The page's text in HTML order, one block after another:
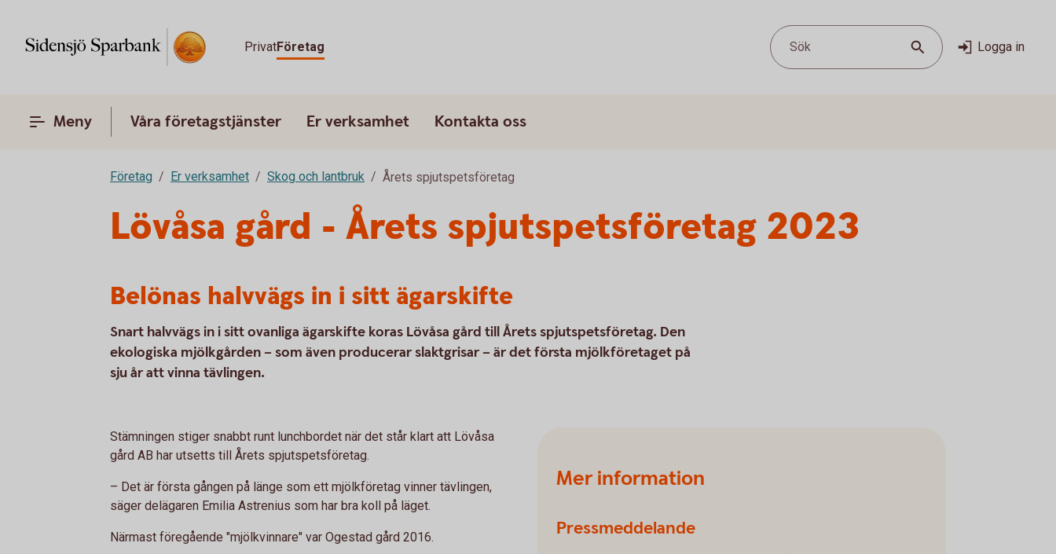
PrivatFöretag Sök Logga in
Meny Våra företagstjänster Er verksamhet Kontakta oss
Företag Er verksamhet Skog och lantbruk Årets spjutspetsföretag
Lövåsa gård - Årets spjutspetsföretag 2023
Belönas halvvägs in i sitt ägarskifte
Snart halvvägs in i sitt ovanliga ägarskifte koras Lövåsa gård till Årets spjutspetsföretag. Den
ekologiska mjölkgården – som även producerar slaktgrisar – är det första mjölkföretaget på
sju år att vinna tävlingen.
Stämningen stiger snabbt runt lunchbordet när det står klart att Lövåsa
gård AB har utsetts till Årets spjutspetsföretag.
– Det är första gången på länge som ett mjölkföretag vinner tävlingen,
säger delägaren Emilia Astrenius som har bra koll på läget.
Närmast föregående "mjölkvinnare" var Ogestad gård 2016.
Mer information
Pressmeddelande